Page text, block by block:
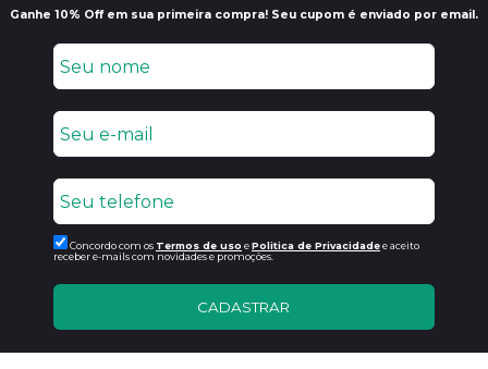
Ganhe 10% Off em sua primeira compra! Seu cupom é enviado por email.
Concordo com os Termos de uso ePolitica de Privacidadee aceito
receber e-mails com novidades e promoções.
CADASTRAR